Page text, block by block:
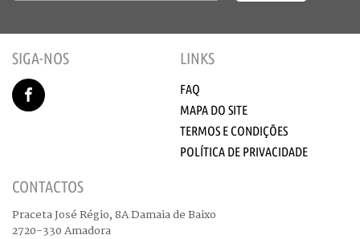
SIGA-NOS LINKS
FAQ
MAPA DO SITE
TERMOS E CONDIÇÕES
POLÍTICA DE PRIVACIDADE
CONTACTOS
Praceta José Régio, 8A Damaia de Baixo
2720-330 Amadora